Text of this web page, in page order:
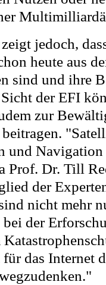
jedoch,
heute aus
sind und ihre
der EFI
zur
und
Prof. Dr. Till
der
nicht mehr
der
das Internet